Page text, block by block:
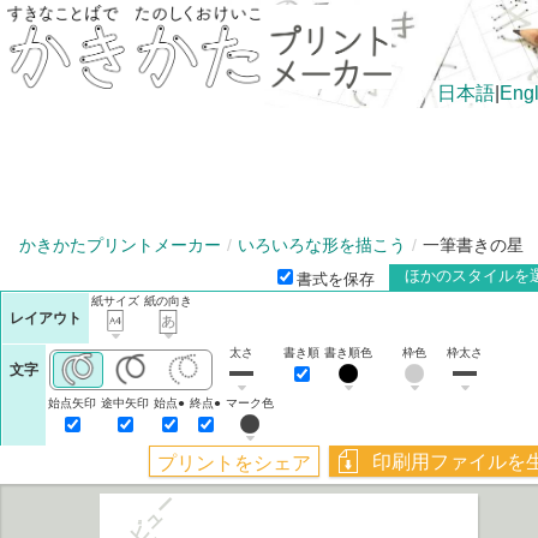
日本語
かきかたプリントメーカー いろいろな形を描こう 一筆書きの星
書式を保存 ほかのスタイルを
レイアウト
紙サイズ 紙の向き
文字
太さ 書き順 書き順色 枠色 枠太さ
始点矢印 途中矢印 始点● 終点● マーク色